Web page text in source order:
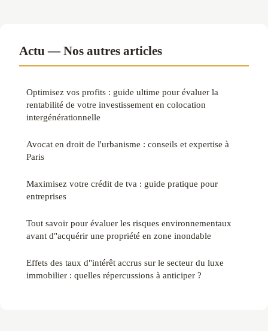
Actu — Nos autres articles
Optimisez vos profits : guide ultime pour évaluer la
rentabilité de votre investissement en colocation
intergénérationnelle
Avocat en droit de l'urbanisme : conseils et expertise à
Paris
Maximisez votre crédit de tva : guide pratique pour
entreprises
Tout savoir pour évaluer les risques environnementaux
avant d"acquérir une propriété en zone inondable
Effets des taux d"intérêt accrus sur le secteur du luxe
immobilier : quelles répercussions à anticiper ?